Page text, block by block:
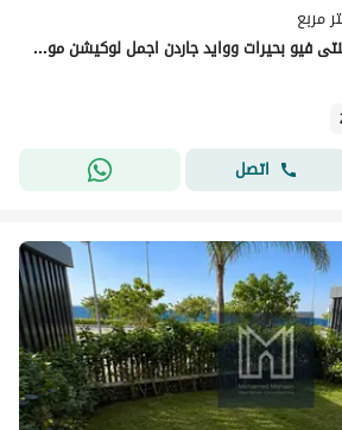
استديو للبيع بالبريفاد مدينتى فيو بحيرات ووايد جاردن اجمل لوكيشن موجود في بريفادو
اتصل